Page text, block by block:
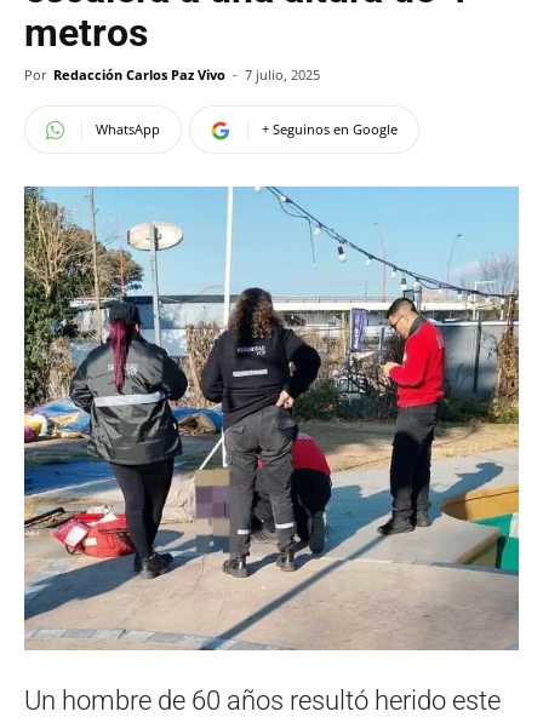
metros
Por Redacción Carlos Paz Vivo - 7 julio, 2025
WhatsApp + Seguinos en Google
Un hombre de 60 años resultó herido este